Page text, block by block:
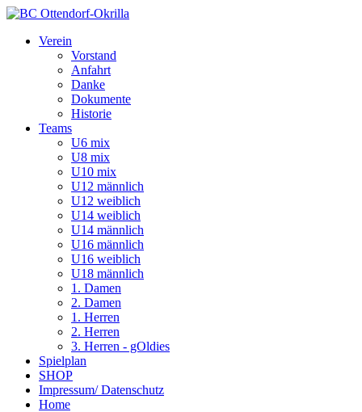
Verein
Vorstand
Anfahrt
Danke
Dokumente
Historie
Teams
U6 mix
U8 mix
U10 mix
U12 männlich
U12 weiblich
U14 weiblich
U14 männlich
U16 männlich
U16 weiblich
U18 männlich
1. Damen
2. Damen
1. Herren
2. Herren
3. Herren - gOldies
Spielplan
SHOP
Impressum/ Datenschutz
Home